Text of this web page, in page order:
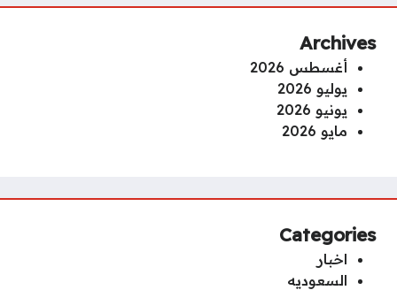
Archives
أغسطس 2026
يوليو 2026
يونيو 2026
مايو 2026
Categories
اخبار
السعوديه